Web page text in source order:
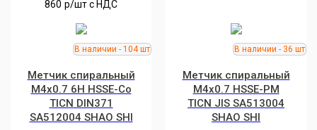
860 р/шт c НДС
Метчик спиральный
M4x0.7 6H HSSE-Co
TICN DIN371
SA512004 SHAO SHI
Метчик спиральный
M4x0.7 HSSE-PM
TICN JIS SA513004
SHAO SHI